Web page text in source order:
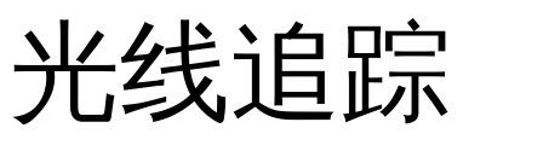
光线追踪